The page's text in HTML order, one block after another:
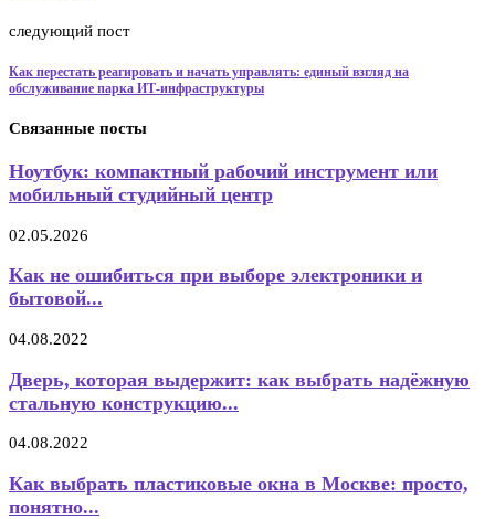
следующий пост
Как перестать реагировать и начать управлять: единый взгляд на
обслуживание парка ИТ‑инфраструктуры
Связанные посты
Ноутбук: компактный рабочий инструмент или
мобильный студийный центр
02.05.2026
Как не ошибиться при выборе электроники и
бытовой...
04.08.2022
Дверь, которая выдержит: как выбрать надёжную
стальную конструкцию...
04.08.2022
Как выбрать пластиковые окна в Москве: просто,
понятно...